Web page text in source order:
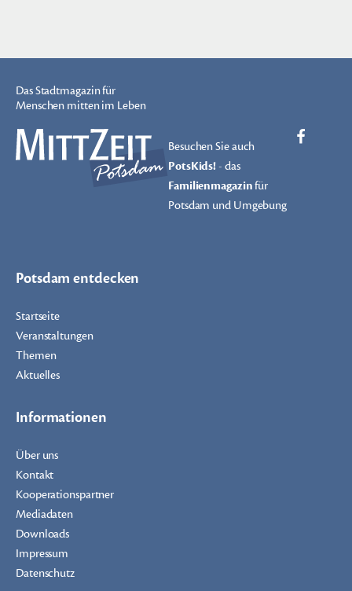
Das Stadtmagazin für
Menschen mitten im Leben
Besuchen Sie auch
PotsKids!- das
Familienmagazinfür
Potsdam und Umgebung
Potsdam entdecken
Startseite
Veranstaltungen
Themen
Aktuelles
Informationen
Über uns
Kontakt
Kooperationspartner
Mediadaten
Downloads
Impressum
Datenschutz